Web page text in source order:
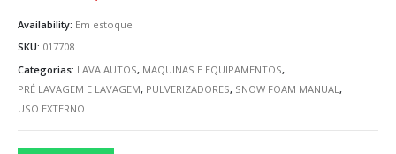
Availability: Em estoque
SKU: 017708
Categorias: LAVA AUTOS, MAQUINAS E EQUIPAMENTOS,
PRÉ LAVAGEM E LAVAGEM, PULVERIZADORES, SNOW FOAM MANUAL ,
USO EXTERNO